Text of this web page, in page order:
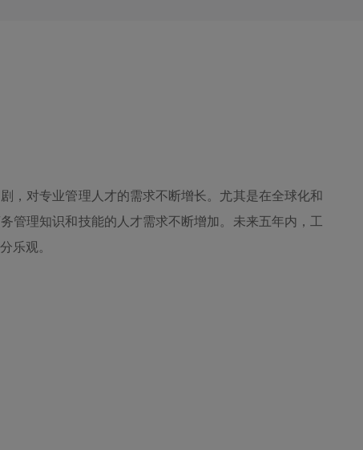
，对专业管理人才的需求不断增长。尤其是在全球化和
管理知识和技能的人才需求不断增加。未来五年内，工
乐观。